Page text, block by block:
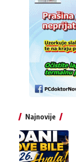
Najnovije